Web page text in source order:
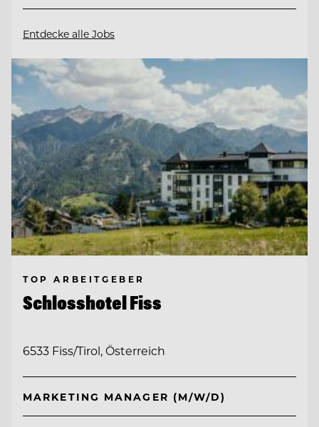
Entdecke alle Jobs
TOP ARBEITGEBER
Schlosshotel Fiss
6533 Fiss/Tirol, Österreich
MARKETING MANAGER (M/W/D)